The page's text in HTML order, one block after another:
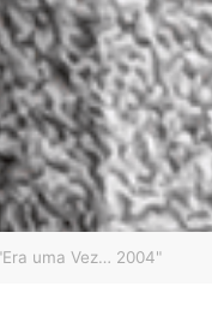
uma Vez… 2004"